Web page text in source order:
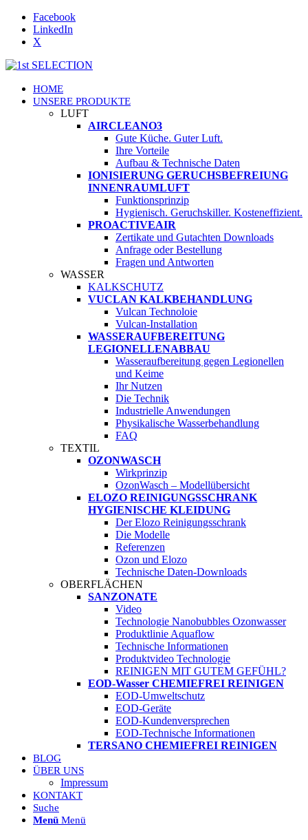
Facebook
LinkedIn
X
HOME
UNSERE PRODUKTE
LUFT
AIRCLEANO3
Gute Küche. Guter Luft.
Ihre Vorteile
Aufbau & Technische Daten
IONISIERUNG GERUCHSBEFREIUNG
INNENRAUMLUFT
Funktionsprinzip
Hygienisch. Geruchskiller. Kosteneffizient.
PROACTIVEAIR
Zertikate und Gutachten Downloads
Anfrage oder Bestellung
Fragen und Antworten
WASSER
KALKSCHUTZ
VUCLAN KALKBEHANDLUNG
Vulcan Technoloie
Vulcan-Installation
WASSERAUFBEREITUNG
LEGIONELLENABBAU
Wasseraufbereitung gegen Legionellen
und Keime
Ihr Nutzen
Die Technik
Industrielle Anwendungen
Physikalische Wasserbehandlung
FAQ
TEXTIL
OZONWASCH
Wirkprinzip
OzonWasch – Modellübersicht
ELOZO REINIGUNGSSCHRANK
HYGIENISCHE KLEIDUNG
Der Elozo Reinigungsschrank
Die Modelle
Referenzen
Ozon und Elozo
Technische Daten-Downloads
OBERFLÄCHEN
SANZONATE
Video
Technologie Nanobubbles Ozonwasser
Produktlinie Aquaflow
Technische Informationen
Produktvideo Technologie
REINIGEN MIT GUTEM GEFÜHL?
EOD-Wasser CHEMIEFREI REINIGEN
EOD-Umweltschutz
EOD-Geräte
EOD-Kundenversprechen
EOD-Technische Informationen
TERSANO CHEMIEFREI REINIGEN
BLOG
ÜBER UNS
Impressum
KONTAKT
Suche
Menü Menü